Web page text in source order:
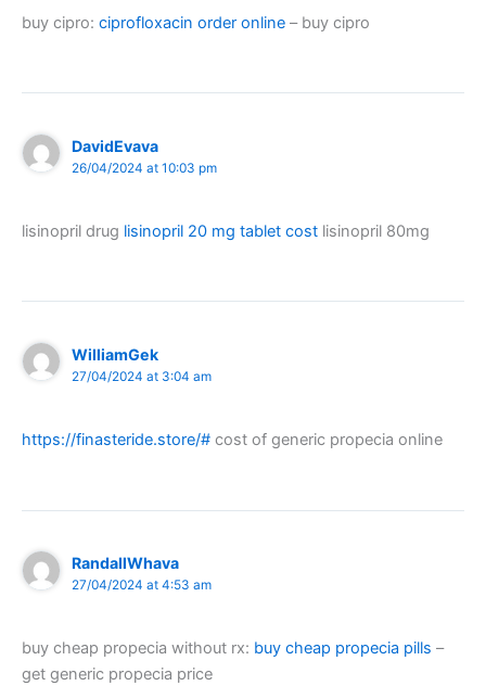
buy cipro: ciprofloxacin order online – buy cipro
DavidEvava
26/04/2024 at 10:03 pm
lisinopril drug lisinopril 20 mg tablet cost lisinopril 80mg
WilliamGek
27/04/2024 at 3:04 am
https://finasteride.store/# cost of generic propecia online
RandallWhava
27/04/2024 at 4:53 am
buy cheap propecia without rx: buy cheap propecia pills –
get generic propecia price